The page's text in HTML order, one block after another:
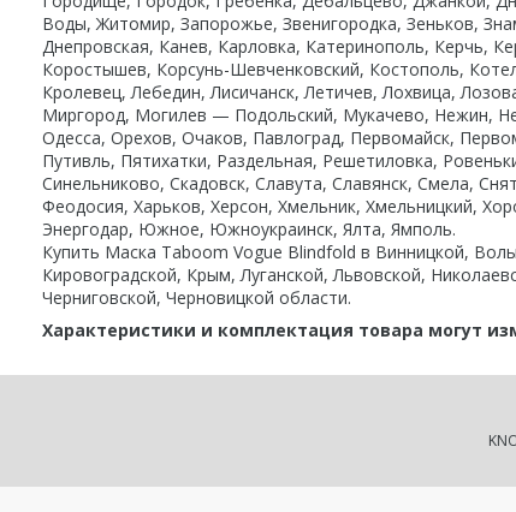
Воды, Житомир, Запорожье, Звенигородка, Зеньков,
Днепровская, Канев, Карловка, Катеринополь, Керчь,
Коростышев, Корсунь-Шевченковский, Костополь,
Кролевец, Лебедин, Лисичанск, Летичев, Лохвица,
Миргород, Могилев — Подольский, Мукачево, Нежин,
Одесса, Орехов, Очаков, Павлоград, Первомайск,
Путивль, Пятихатки, Раздельная, Решетиловка,
Синельниково, Скадовск, Славута, Славянск, Смела,
Феодосия, Харьков, Херсон, Хмельник, Хмельницкий,
Энергодар, Южное, Южноукраинск, Ялта, Ямполь.
Купить Маска Taboom Vogue Blindfold в Винницкой,
Кировоградской, Крым, Луганской, Львовской,
Черниговской, Черновицкой области.
Характеристики и комплектация товара могут